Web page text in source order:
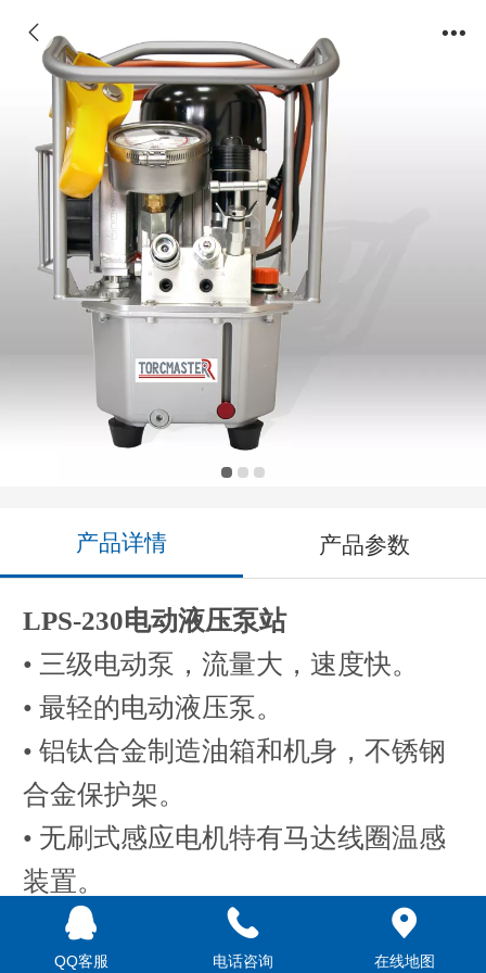
LPS-230电动液压泵站
产品详情 产品参数
LPS-230电动液压泵站
• 三级电动泵，流量大，速度快。
• 最轻的电动液压泵。
• 铝钛合金制造油箱和机身，不锈钢
合金保护架。
• 无刷式感应电机特有马达线圈温感
装置。
1.0级高精度压力表，确保扳手扭矩
QQ客服 电话咨询 在线地图